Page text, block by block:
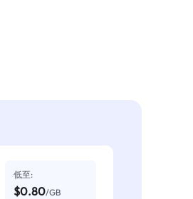
低至:
$0.80/GB